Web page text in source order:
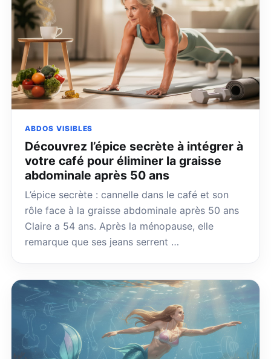
ABDOS VISIBLES
Découvrez l’épice secrète à intégrer à
votre café pour éliminer la graisse
abdominale après 50 ans
L’épice secrète : cannelle dans le café et son
rôle face à la graisse abdominale après 50 ans
Claire a 54 ans. Après la ménopause, elle
remarque que ses jeans serrent …